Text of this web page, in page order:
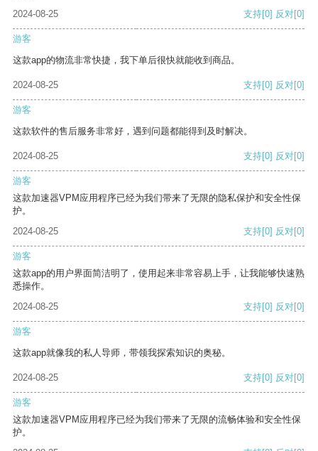
2024-08-25
支持[0] 反对[0]
游客
这款app的物流非常快捷，我下单后很快就能收到商品。
2024-08-25 支持[0] 反对[0]
游客
这款软件的售后服务非常好，遇到问题都能得到及时解决。
2024-08-25 支持[0] 反对[0]
游客
这款加速器VPM应用程序已经为我们带来了无限的隐私保护和安全性保
护。
2024-08-25
支持[0] 反对[0]
游客
这款app的用户界面简洁明了，使用起来非常容易上手，让我能够快速熟
悉操作。
2024-08-25
支持[0] 反对[0]
游客
这款app就像我的私人导师，带领我探索知识的奥秘。
2024-08-25 支持[0] 反对[0]
游客
这款加速器VPM应用程序已经为我们带来了无限的流畅体验和安全性保
护。